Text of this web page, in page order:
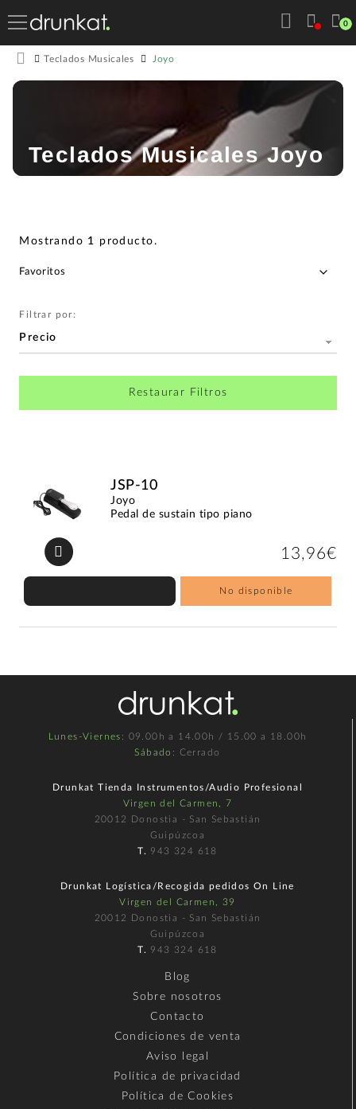
0
Teclados Musicales Joyo
Teclados Musicales Joyo
Mostrando 1 producto.
Filtrar por:
Precio
Restaurar Filtros
JSP-10
Joyo
Pedal de sustain tipo piano
13,96€
No disponible
Lunes-Viernes : 09.00h a 14.00h / 15.00 a 18.00h
Sábado : Cerrado
Drunkat Tienda Instrumentos/Audio Profesional
Virgen del Carmen, 7
20012 Donostia - San Sebastián
Guipúzcoa
T. 943 324 618
Drunkat Logística/Recogida pedidos On Line
Virgen del Carmen, 39
20012 Donostia - San Sebastián
Guipúzcoa
T. 943 324 618
Blog
Sobre nosotros
Contacto
Condiciones de venta
Aviso legal
Política de privacidad
Política de Cookies